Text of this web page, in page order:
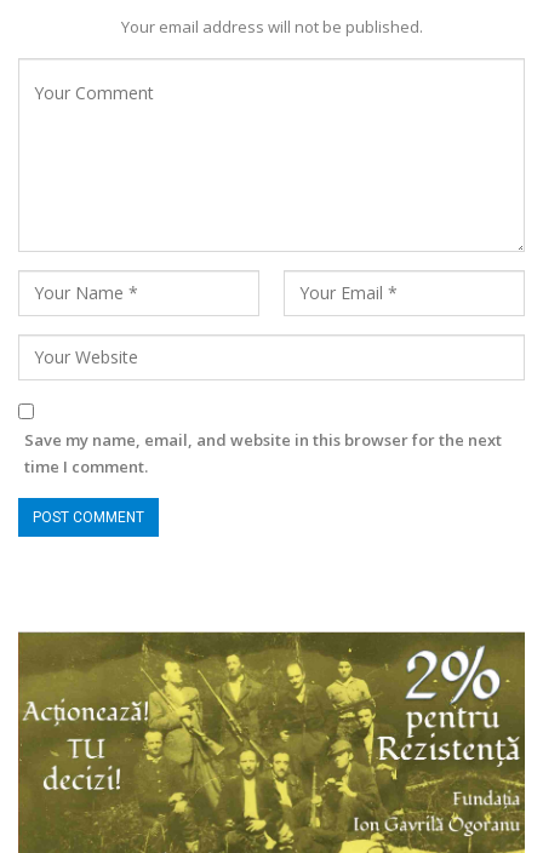
Your email address will not be published.
Save my name, email, and website in this browser for the next
time I comment.